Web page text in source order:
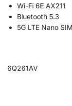
Wi-Fi 6E AX211
Bluetooth 5.3
5G LTE Nano SIM
6Q261AV